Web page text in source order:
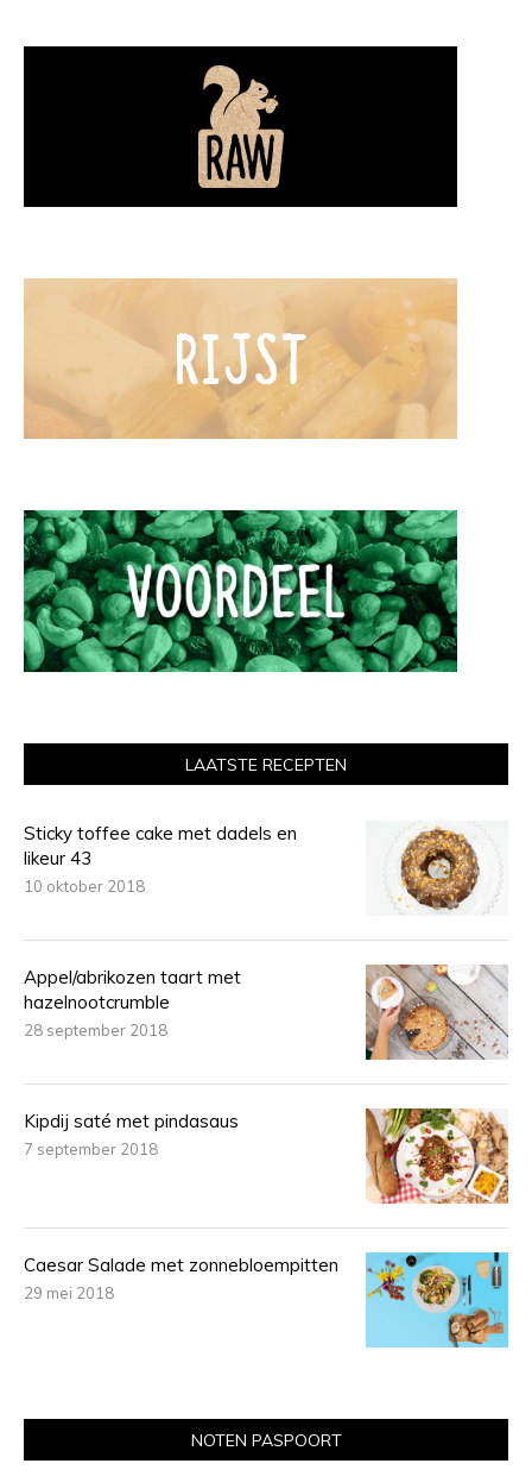
LAATSTE RECEPTEN
Sticky toffee cake met dadels en
likeur 43
10 oktober 2018
Appel/abrikozen taart met
hazelnootcrumble
28 september 2018
Kipdij saté met pindasaus
7 september 2018
Caesar Salade met zonnebloempitten
29 mei 2018
NOTEN PASPOORT